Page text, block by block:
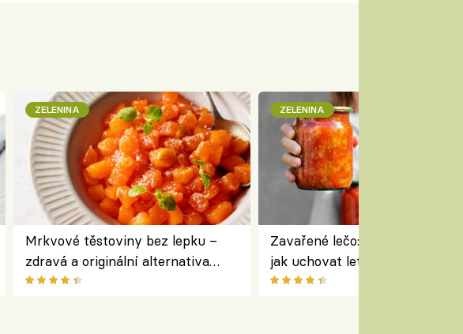
ZELENINA
Mrkvové těstoviny bez lepku –
zdravá a originální alternativa
klasiky
ZELENINA
Zavařené lečo: jednoduchý
jak uchovat letní zeleninu na